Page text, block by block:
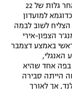
איפסוויץ', לעומת זאת, שבה לליגה העליונה לאחר גלות של 22
למועדון
לשוב לבמה
הצפון-אירי
באמצע דצמבר
האנגלי,
בפה אחד שהיא
הייתה סבירה
ב-1:1 עם סנדרלנד, אך לאורך